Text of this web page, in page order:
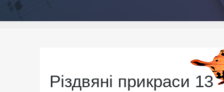
Різдвяні прикраси 13